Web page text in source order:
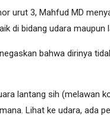
urut 3, Mahfud MD
di bidang udara maupun
bahwa dirinya
lantang sih (melawan
Lihat ke udara, ada